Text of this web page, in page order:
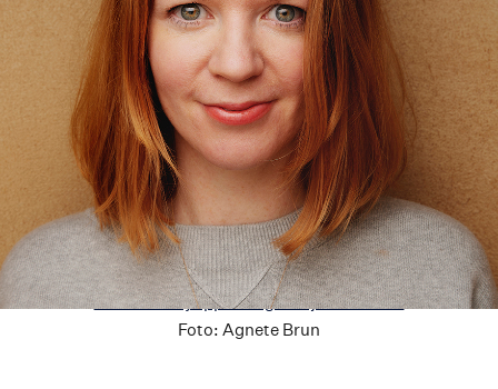
Last ned høyoppløselig versjon av bildet
Foto: Agnete Brun